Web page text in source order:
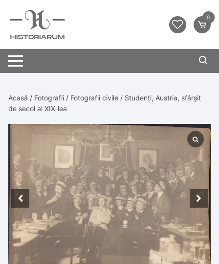
0
Acasă / Fotografii / Fotografii civile / Studenți, Austria, sfârșit
de secol al XIX-lea